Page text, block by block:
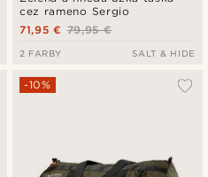
cez rameno Sergio
79,95 €
71,95 €
2 FARBY SALT & HIDE
-10%